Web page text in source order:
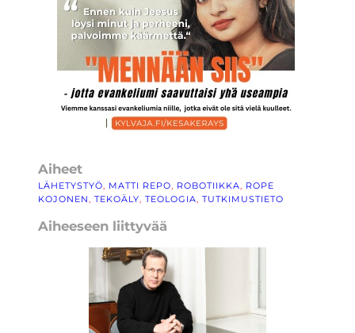
Aiheet
LÄHETYSTYÖ MATTI REPO ROBOTIIKKA
ROPE
KOJONEN
TEKOÄLY TEOLOGIA TUTKIMUSTIETO
Aiheeseen liittyvää